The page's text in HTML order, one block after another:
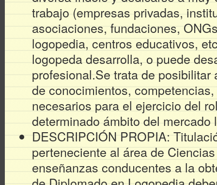
trabajo (empresas privadas,
asociaciones, fundaciones,
logopedia, centros educativos,
logopeda desarrolla, o puede
profesional.Se trata de
de conocimientos,
necesarios para el ejercicio del
determinado ámbito del mercado
DESCRIPCIÓN PROPIA:
perteneciente al área de
enseñanzas conducentes a la